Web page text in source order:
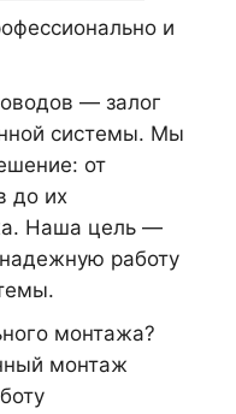
и
— залог
системы. Мы
от
до их
Наша цель —
работу
монтажа?
монтаж